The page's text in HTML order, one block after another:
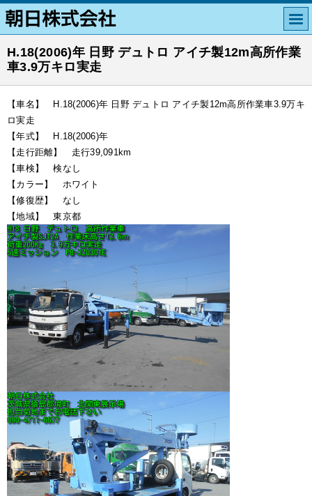
H.18(2006)年 日野 デュトロ アイチ製12m高所作業
車3.9万キロ実走
【車名】 H.18(2006)年 日野 デュトロ アイチ製12m高所作業車3.9万キ
ロ実走
【年式】 H.18(2006)年
【走行距離】 走行39,091km
【車検】 検なし
【カラー】 ホワイト
【修復歴】 なし
【地域】 東京都